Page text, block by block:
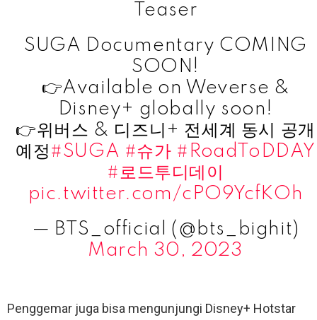
Teaser
SUGA Documentary COMING
SOON!
👉Available on Weverse &
Disney+ globally soon!
👉위버스 & 디즈니+ 전세계 동시 공개
예정#SUGA #슈가 #RoadToDDAY
#로드투디데이
pic.twitter.com/cPO9YcfKOh
— BTS_official (@bts_bighit)
March 30, 2023
Penggemar juga bisa mengunjungi Disney+ Hotstar